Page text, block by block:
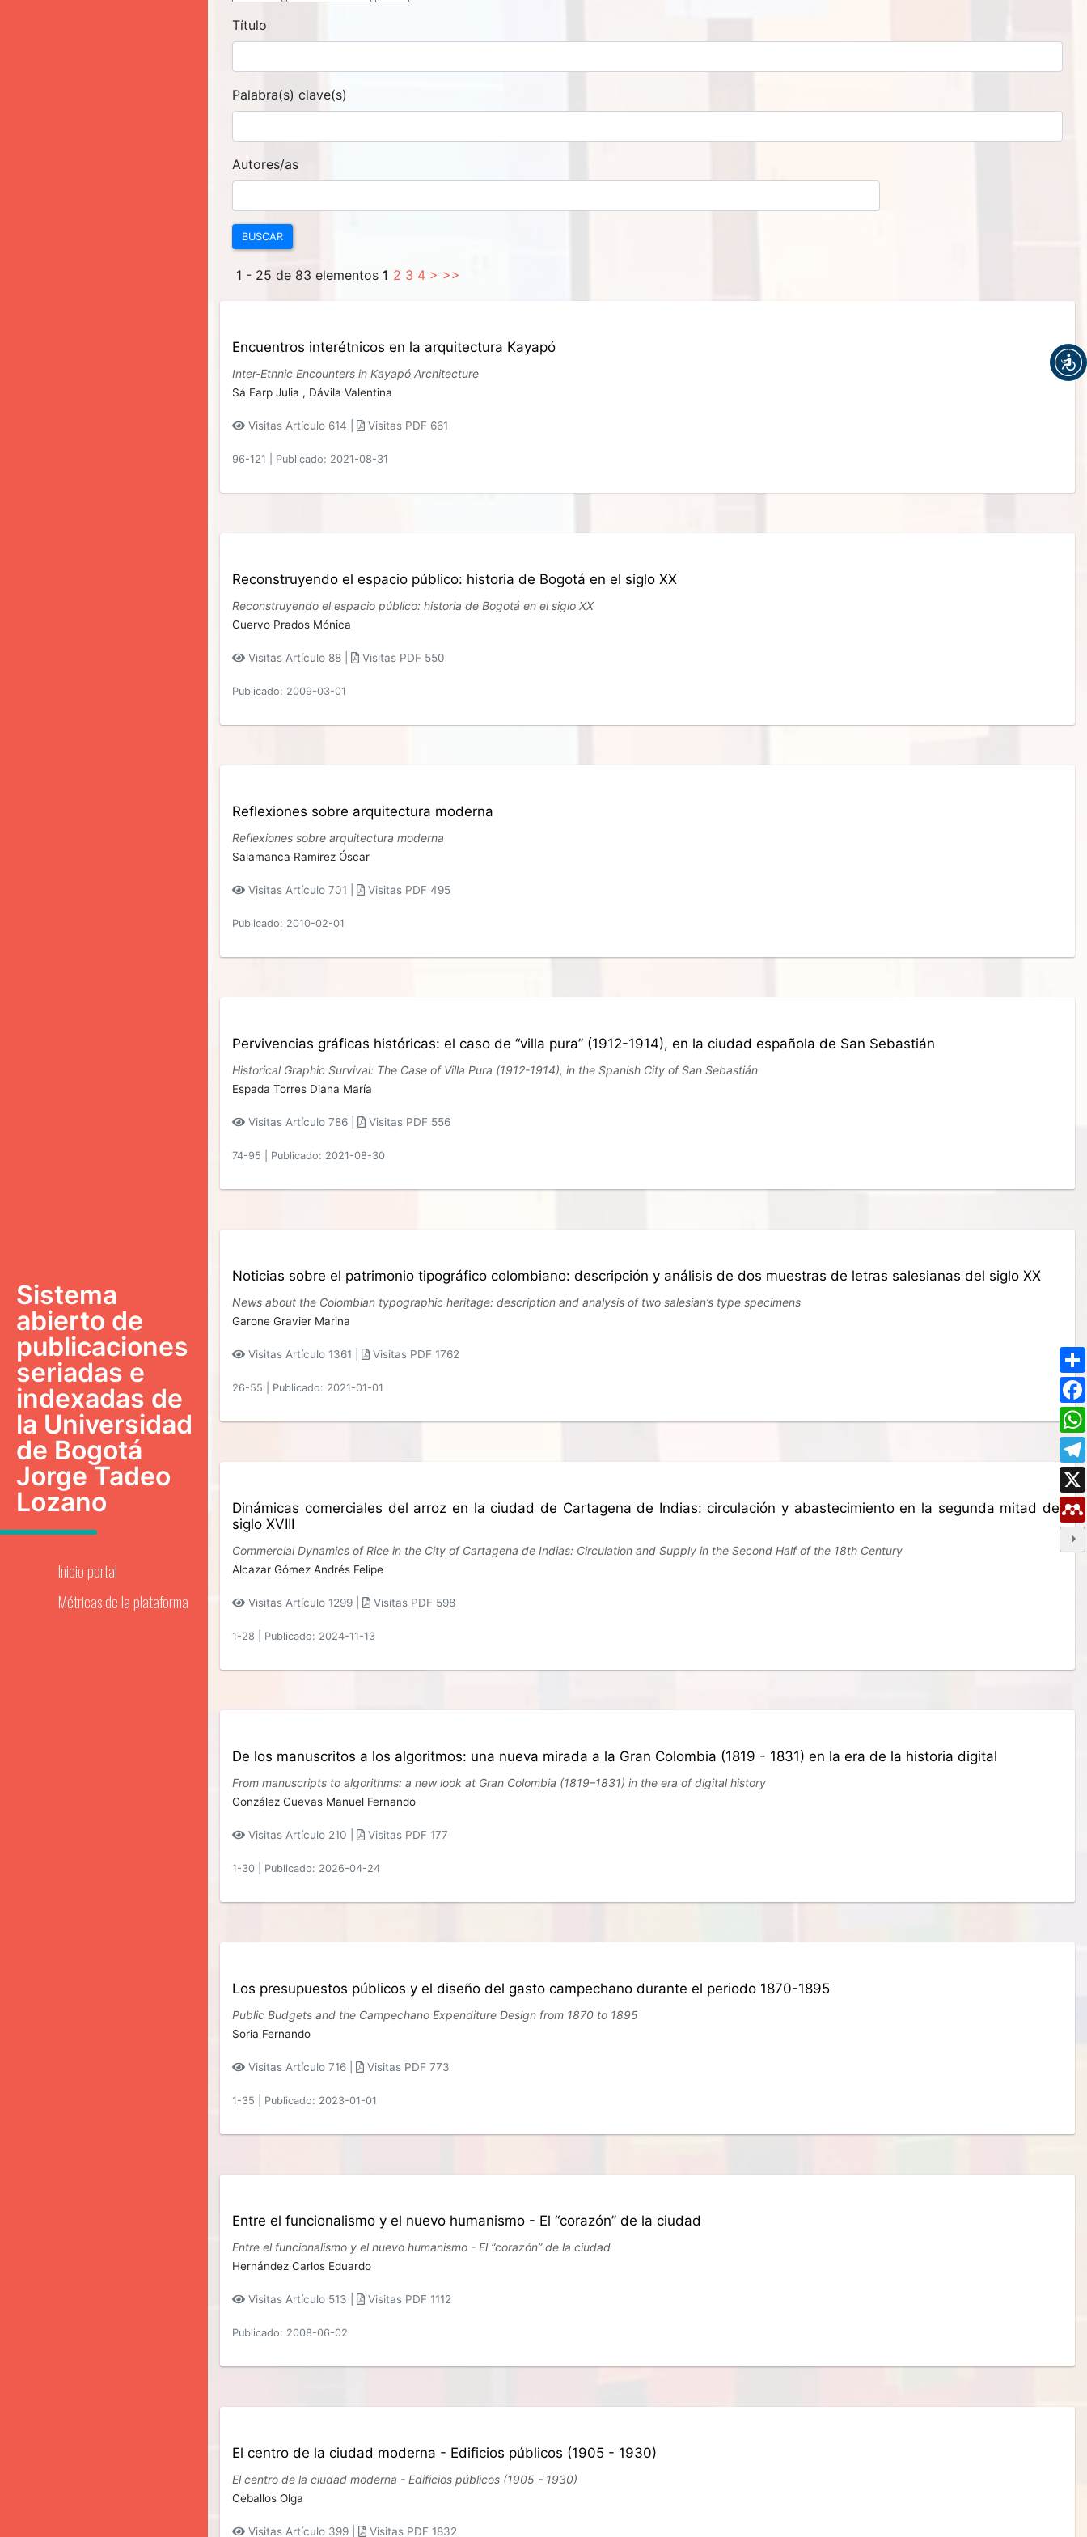
Sistema
abierto de
publicaciones
seriadas e
indexadas de
la Universidad
de Bogotá
Jorge Tadeo
Lozano
Inicio portal
Métricas de la plataforma
Título
Palabra(s) clave(s)
Autores/as
BUSCAR
1 - 25 de 83 elementos1 2 3 4 > >>
Encuentros interétnicos en la arquitectura Kayapó
Inter-Ethnic Encounters in Kayapó Architecture
Sá Earp Julia , Dávila Valentina
Visitas Artículo 614 | Visitas PDF 661
96-121 Publicado: 2021-08-31
Reconstruyendo el espacio público: historia de Bogotá en el siglo XX
Reconstruyendo el espacio público: historia de Bogotá en el siglo XX
Cuervo Prados Mónica
Visitas Artículo 88 | Visitas PDF 550
Publicado: 2009-03-01
Reflexiones sobre arquitectura moderna
Reflexiones sobre arquitectura moderna
Salamanca Ramírez Óscar
Visitas Artículo 701 | Visitas PDF 495
Publicado: 2010-02-01
Pervivencias gráficas históricas: el caso de “villa pura” (1912-1914), en la ciudad española de San Sebastián
Historical Graphic Survival: The Case of Villa Pura (1912-1914), in the Spanish City of San Sebastián
Espada Torres Diana María
Visitas Artículo 786 | Visitas PDF 556
74-95 Publicado: 2021-08-30
Noticias sobre el patrimonio tipográfico colombiano: descripción y análisis de dos muestras de letras salesianas del siglo XX
News about the Colombian typographic heritage: description and analysis of two salesian’s type specimens
Garone Gravier Marina
Visitas Artículo 1361 | Visitas PDF 1762
26-55 Publicado: 2021-01-01
Dinámicas comerciales del arroz en la ciudad de Cartagena de Indias: circulación y abastecimiento en la segunda mitad del
siglo XVIII
Commercial Dynamics of Rice in the City of Cartagena de Indias: Circulation and Supply in the Second Half of the 18th Century
Alcazar Gómez Andrés Felipe
Visitas Artículo 1299 | Visitas PDF 598
1-28 Publicado: 2024-11-13
De los manuscritos a los algoritmos: una nueva mirada a la Gran Colombia (1819 - 1831) en la era de la historia digital
From manuscripts to algorithms: a new look at Gran Colombia (1819–1831) in the era of digital history
González Cuevas Manuel Fernando
Visitas Artículo 210 | Visitas PDF 177
1-30 Publicado: 2026-04-24
Los presupuestos públicos y el diseño del gasto campechano durante el periodo 1870-1895
Public Budgets and the Campechano Expenditure Design from 1870 to 1895
Soria Fernando
Visitas Artículo 716 | Visitas PDF 773
1-35 Publicado: 2023-01-01
Entre el funcionalismo y el nuevo humanismo - El “corazón” de la ciudad
Entre el funcionalismo y el nuevo humanismo - El “corazón” de la ciudad
Hernández Carlos Eduardo
Visitas Artículo 513 | Visitas PDF 1112
Publicado: 2008-06-02
El centro de la ciudad moderna - Edificios públicos (1905 - 1930)
El centro de la ciudad moderna - Edificios públicos (1905 - 1930)
Ceballos Olga
Visitas Artículo 399 | Visitas PDF 1832